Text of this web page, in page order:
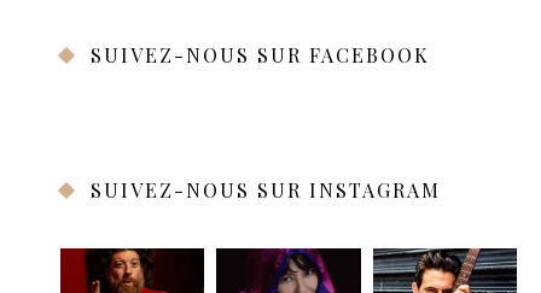
SUIVEZ-NOUS SUR FACEBOOK
SUIVEZ-NOUS SUR INSTAGRAM